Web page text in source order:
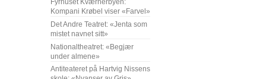
Fyrhuset Kværnerbyen:
Kompani Krøbel viser «Farvel»
Det Andre Teatret: «Jenta som
mistet navnet sitt»
Nationaltheatret: «Begjær
under almene»
Antiteateret på Hartvig Nissens